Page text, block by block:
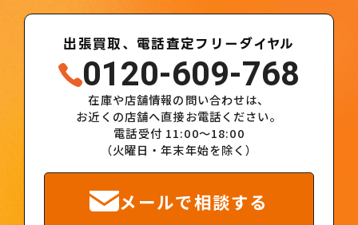
出張買取、電話査定フリーダイヤル
0120-609-768
在庫や店舗情報の問い合わせは、
お近くの店舗へ直接お電話ください。
電話受付 11:00～18:00
（火曜日・年末年始を除く）
メールで相談する